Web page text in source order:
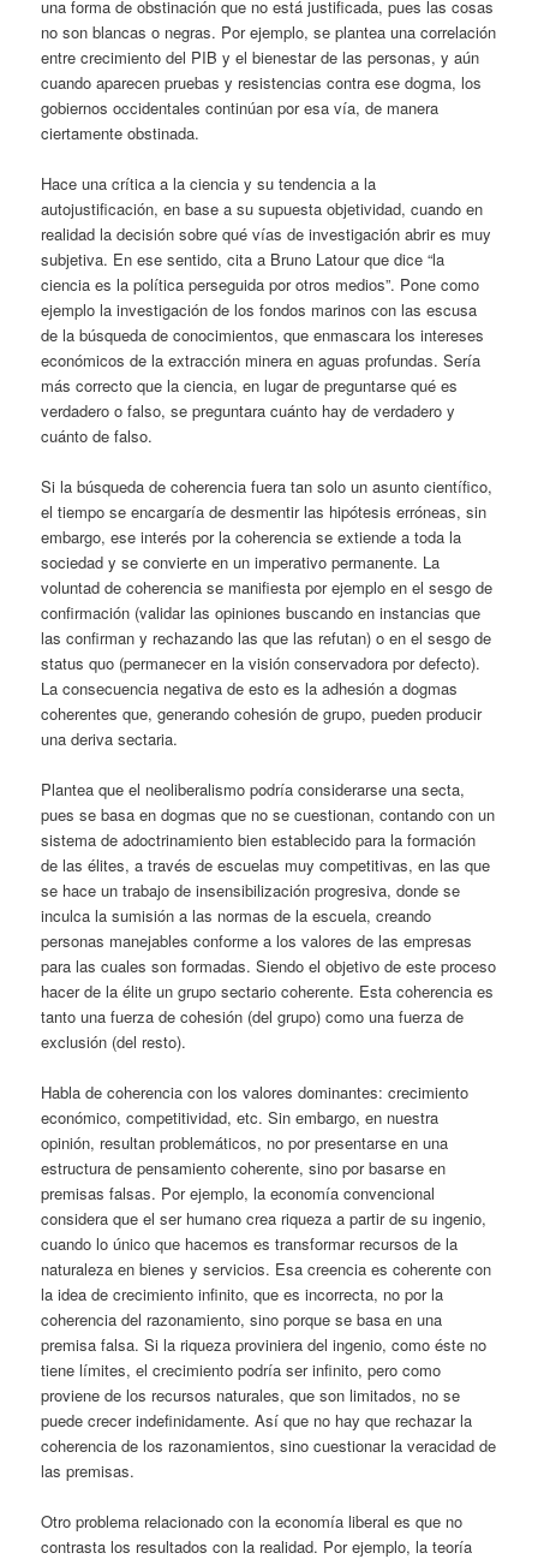
una forma de obstinación que no está justificada, pues las cosas
no son blancas o negras. Por ejemplo, se plantea una correlación
entre crecimiento del PIB y el bienestar de las personas, y aún
cuando aparecen pruebas y resistencias contra ese dogma, los
gobiernos occidentales continúan por esa vía, de manera
ciertamente obstinada.
Hace una crítica a la ciencia y su tendencia a la
autojustificación, en base a su supuesta objetividad, cuando en
realidad la decisión sobre qué vías de investigación abrir es muy
subjetiva. En ese sentido, cita a Bruno Latour que dice “la
ciencia es la política perseguida por otros medios”. Pone como
ejemplo la investigación de los fondos marinos con las escusa
de la búsqueda de conocimientos, que enmascara los intereses
económicos de la extracción minera en aguas profundas. Sería
más correcto que la ciencia, en lugar de preguntarse qué es
verdadero o falso, se preguntara cuánto hay de verdadero y
cuánto de falso.
Si la búsqueda de coherencia fuera tan solo un asunto científico,
el tiempo se encargaría de desmentir las hipótesis erróneas, sin
embargo, ese interés por la coherencia se extiende a toda la
sociedad y se convierte en un imperativo permanente. La
voluntad de coherencia se manifiesta por ejemplo en el sesgo de
confirmación (validar las opiniones buscando en instancias que
las confirman y rechazando las que las refutan) o en el sesgo de
status quo (permanecer en la visión conservadora por defecto).
La consecuencia negativa de esto es la adhesión a dogmas
coherentes que, generando cohesión de grupo, pueden producir
una deriva sectaria.
Plantea que el neoliberalismo podría considerarse una secta,
pues se basa en dogmas que no se cuestionan, contando con un
sistema de adoctrinamiento bien establecido para la formación
de las élites, a través de escuelas muy competitivas, en las que
se hace un trabajo de insensibilización progresiva, donde se
inculca la sumisión a las normas de la escuela, creando
personas manejables conforme a los valores de las empresas
para las cuales son formadas. Siendo el objetivo de este proceso
hacer de la élite un grupo sectario coherente. Esta coherencia es
tanto una fuerza de cohesión (del grupo) como una fuerza de
exclusión (del resto).
Habla de coherencia con los valores dominantes: crecimiento
económico, competitividad, etc. Sin embargo, en nuestra
opinión, resultan problemáticos, no por presentarse en una
estructura de pensamiento coherente, sino por basarse en
premisas falsas. Por ejemplo, la economía convencional
considera que el ser humano crea riqueza a partir de su ingenio,
cuando lo único que hacemos es transformar recursos de la
naturaleza en bienes y servicios. Esa creencia es coherente con
la idea de crecimiento infinito, que es incorrecta, no por la
coherencia del razonamiento, sino porque se basa en una
premisa falsa. Si la riqueza proviniera del ingenio, como éste no
tiene límites, el crecimiento podría ser infinito, pero como
proviene de los recursos naturales, que son limitados, no se
puede crecer indefinidamente. Así que no hay que rechazar la
coherencia de los razonamientos, sino cuestionar la veracidad de
las premisas.
Otro problema relacionado con la economía liberal es que no
contrasta los resultados con la realidad. Por ejemplo, la teoría